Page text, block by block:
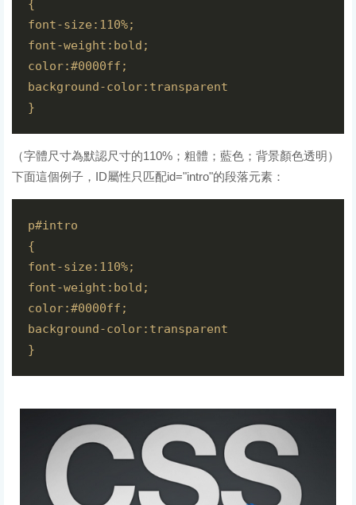
{
font-size:110%;
font-weight:bold;
color:#0000ff;
background-color:transparent
（字體尺寸為默認尺寸的110%；粗體；藍色；背景顏色透明）
下面這個例子，ID屬性只匹配id="intro"的段落元素：
p#intro
{
font-size:110%;
font-weight:bold;
color:#0000ff;
background-color:transparent